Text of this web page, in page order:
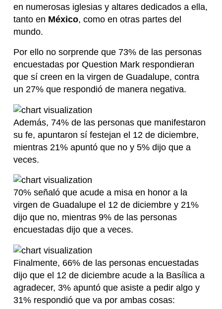
en numerosas iglesias y altares dedicados a ella,
tanto en México, como en otras partes del
mundo.
Por ello no sorprende que 73% de las personas
encuestadas por Question Mark respondieran
que sí creen en la virgen de Guadalupe, contra
un 27% que respondió de manera negativa.
Además, 74% de las personas que manifestaron
su fe, apuntaron sí festejan el 12 de diciembre,
mientras 21% apuntó que no y 5% dijo que a
veces.
70% señaló que acude a misa en honor a la
virgen de Guadalupe el 12 de diciembre y 21%
dijo que no, mientras 9% de las personas
encuestadas dijo que a veces.
Finalmente, 66% de las personas encuestadas
dijo que el 12 de diciembre acude a la Basílica a
agradecer, 3% apuntó que asiste a pedir algo y
31% respondió que va por ambas cosas: